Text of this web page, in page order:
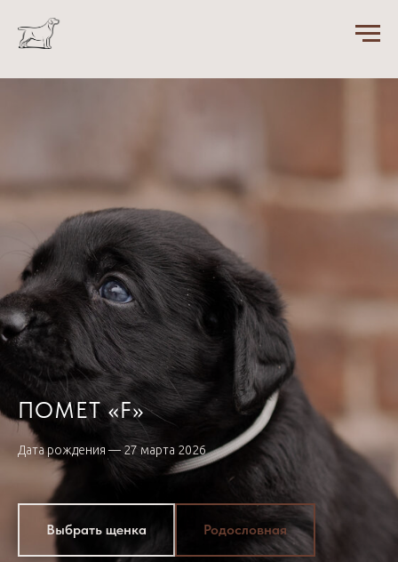
ПОМЕТ «F»
Дата рождения — 27 марта 2026
Выбрать щенка Родословная